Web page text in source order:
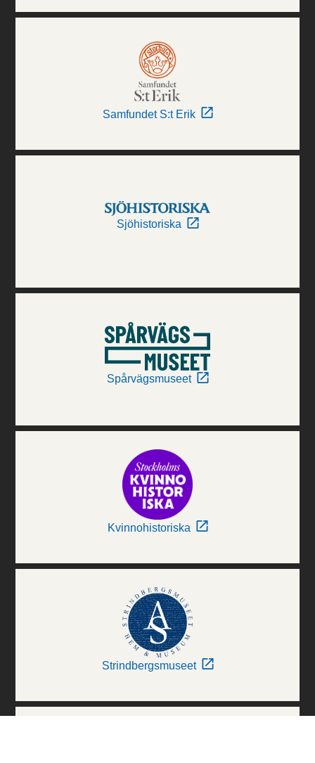
Samfundet S:t Erik
Sjöhistoriska
Spårvägsmuseet
Kvinnohistoriska
Strindbergsmuseet